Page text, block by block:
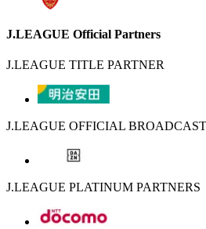
J.LEAGUE Official Partners
J.LEAGUE TITLE PARTNER
J.LEAGUE OFFICIAL
J.LEAGUE PLATINUM PARTNERS